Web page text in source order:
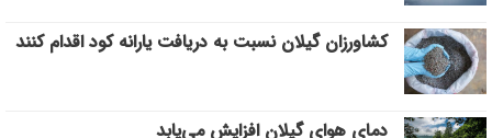
کشاورزان گیلان نسبت به دریافت یارانه کود اقدام کنند
دمای هوای گیلان افزایش می‌یابد